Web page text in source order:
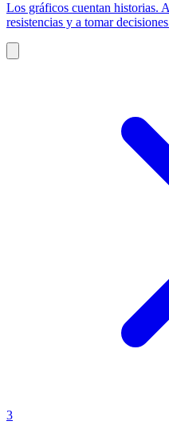
Los gráficos cuentan historias.
resistencias y a tomar
3